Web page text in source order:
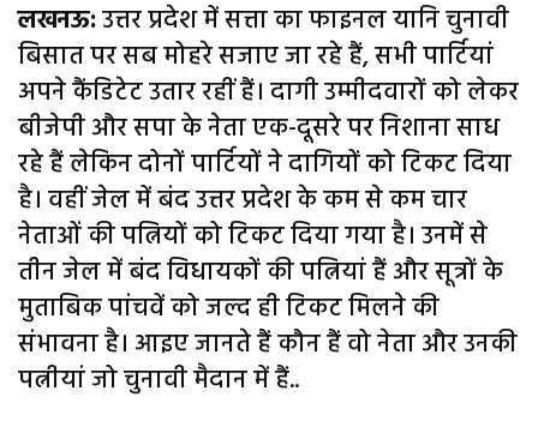
लखनऊ:उत्तर प्रदेश में सत्ता का फाइनल यानि चुनावी
बिसात पर सब मोहरे सजाए जा रहे हैं, सभी पार्टियां
अपने कैंडिटेट उतार रहीं हैं। दागी उम्मीदवारों को लेकर
बीजेपी और सपा के नेता एक-दूसरे पर निशाना साध
रहे हैं लेकिन दोनों पार्टियों ने दागियों को टिकट दिया
है। वहीं जेल में बंद उत्तर प्रदेश के कम से कम चार
नेताओं की पत्नियों को टिकट दिया गया है। उनमें से
तीन जेल में बंद विधायकों की पत्नियां हैं और सूत्रों के
मुताबिक पांचवें को जल्द ही टिकट मिलने की
संभावना है। आइए जानते हैं कौन हैं वो नेता और उनकी
पत्नीयां जो चुनावी मैदान में हैं..